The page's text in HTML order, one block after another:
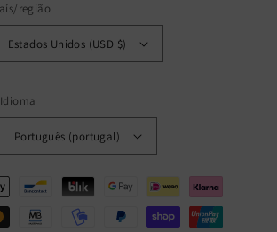
região
Estados Unidos (USD $)
Idioma
Português (portugal)